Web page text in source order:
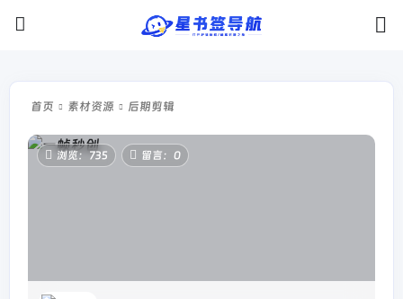
首页 素材资源 后期剪辑
浏览：735 留言：0